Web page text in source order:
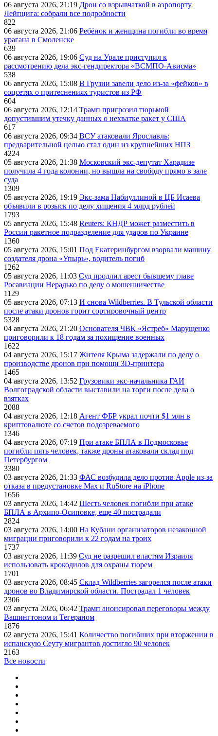
06 августа 2026, 21:19 Дрон со взрывчаткой в аэропорту
Лейпцига: собрали все подробности
822
06 августа 2026, 21:06 Ребёнок и женщина погибли во время
урагана в Смоленске
639
06 августа 2026, 19:06 Суд на Урале приступил к
рассмотрению дела экс-гендиректора «ВСМПО-Ависма»
538
06 августа 2026, 15:08 В Грузии завели дело из-за «фейков» в
соцсетях о притеснениях туристов из РФ
604
06 августа 2026, 12:14 Трамп пригрозил тюрьмой
допустившим утечку данных о нехватке ракет у США
617
06 августа 2026, 09:34 ВСУ атаковали Ярославль:
предварительной целью стал один из крупнейших НПЗ
4224
05 августа 2026, 21:38 Московский экс-депутат Харадизе
получила 4 года колонии, но вышла на свободу прямо в зале
суда
1309
05 августа 2026, 19:19 Экс-зама Набиуллиной в ЦБ Исаева
объявили в розыск по делу хищения 4 млрд рублей
1793
05 августа 2026, 15:48 Reuters: КНДР может разместить в
России ракетное подразделение для ударов по Украине
1360
05 августа 2026, 15:01 Под Екатеринбургом взорвали машину
создателя дрона «Упырь», водитель погиб
1262
05 августа 2026, 11:03 Суд продлил арест бывшему главе
Росавиации Нерадько по делу о мошенничестве
1129
05 августа 2026, 07:13 И снова Wildberries. В Тульской области
после атаки дронов горит сортировочный центр
5328
04 августа 2026, 21:20 Основателя ЧВК «Ястреб» Марущенко
приговорили к 18 годам за похищение военных
1622
04 августа 2026, 15:17 Жителя Крыма задержали по делу о
производстве дронов при помощи 3D‑принтера
1465
04 августа 2026, 13:52 Грузовики экс-начальника ГАИ
Волгоградской области выставили на торги после дела о
взятках
2088
04 августа 2026, 12:18 Агент ФБР украл почти $1 млн в
криптовалюте со счетов подозреваемого
1346
04 августа 2026, 07:19 При атаке БПЛА в Подмосковье
погибли пять человек, также дроны атаковали склад под
Петербургом
3380
03 августа 2026, 21:33 ФАС возбудила дело против Apple из-за
отказа в предустановке Max и RuStore на iPhone
1656
03 августа 2026, 14:42 Шесть человек погибли при атаке
БПЛА в Архипо-Осиповке, еще 40 пострадали
2824
03 августа 2026, 14:00 На Кубани организаторов незаконной
миграции приговорили к 22 годам на троих
1737
03 августа 2026, 11:39 Суд не разрешил властям Израиля
использовать крокодилов для охраны тюрем
1701
03 августа 2026, 08:45 Склад Wildberries загорелся после атаки
дронов во Владимирской области. Пострадал 1 человек
2306
03 августа 2026, 06:42 Трамп анонсировал переговоры между
Вашингтоном и Тегераном
1876
02 августа 2026, 15:41 Количество погибших при вторжении в
испанскую Сеуту мигрантов достигло 90 человек
2163
Все новости